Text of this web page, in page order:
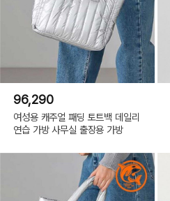
96,290
여성용 캐주얼 패딩 토트백 데일리
연습 가방 사무실 출장용 가방